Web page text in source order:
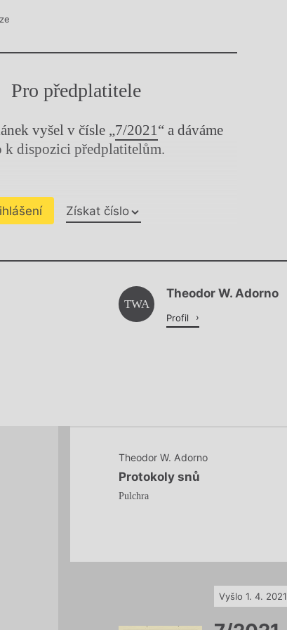
Pro předplatitele
vyšel v čísle „7/2021 “ a dáváme
k dispozici předplatitelům.
Získat číslo
Chviličku.
TWA
Theodor W. Adorno
Profil
Theodor W. Adorno
Protokoly snů
Pulchra
Vyšlo 1. 4. 2021